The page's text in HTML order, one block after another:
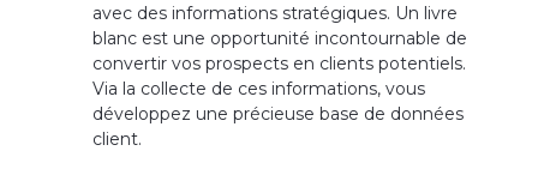
avec des informations stratégiques. Un livre
blanc est une opportunité incontournable de
convertir vos prospects en clients potentiels.
Via la collecte de ces informations, vous
développez une précieuse base de données
client.